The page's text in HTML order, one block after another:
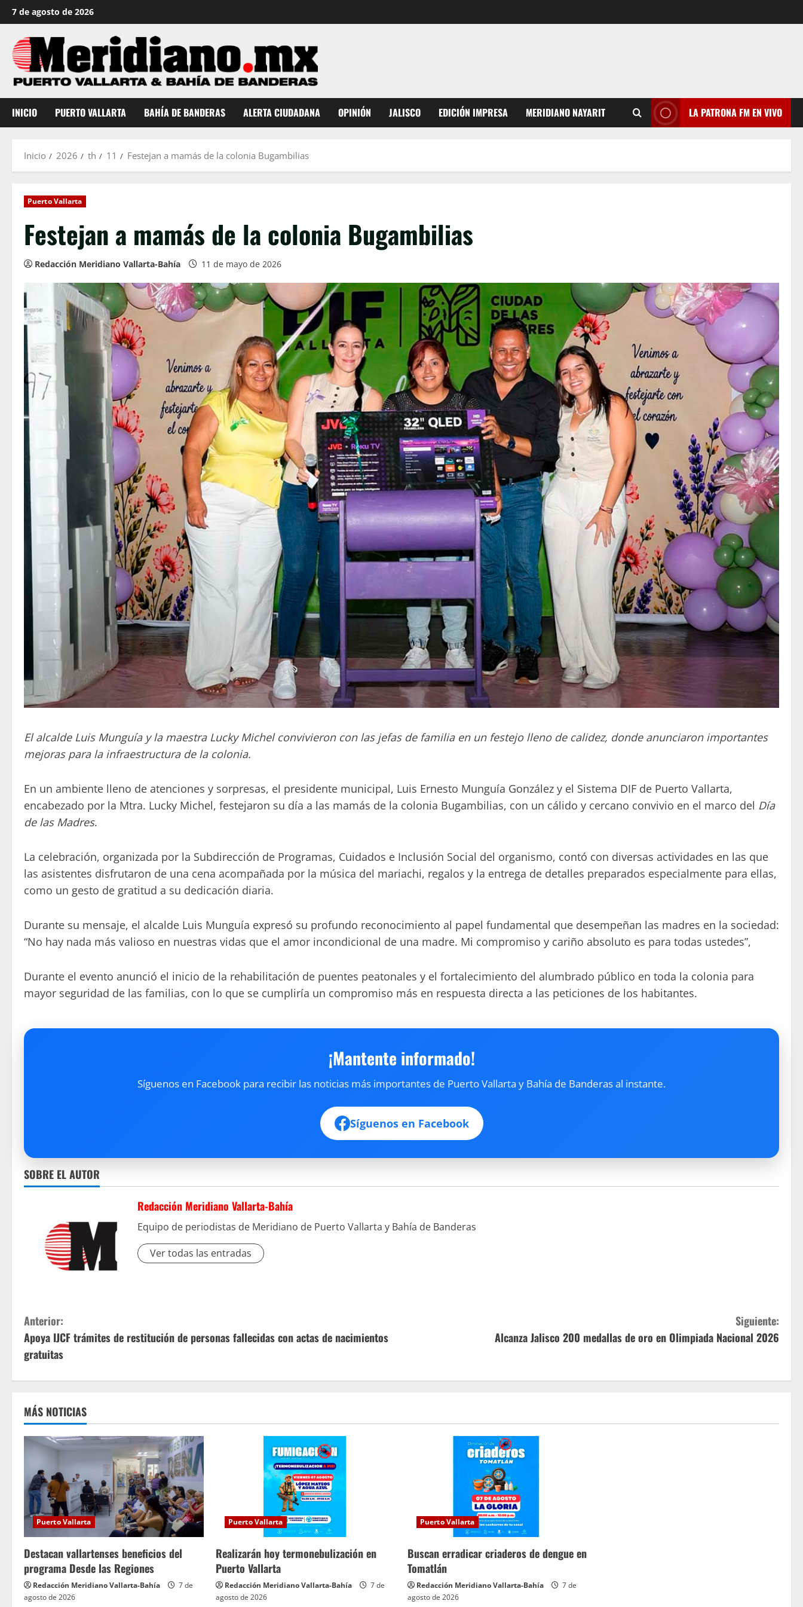
Saltar
al
contenido
7 de agosto de 2026
INICIO PUERTO VALLARTA BAHÍA DE BANDERAS ALERTA CIUDADANA OPINIÓN JALISCO EDICIÓN IMPRESA MERIDIANO NAYARIT LA PATRONA FM EN VIVO
Inicio 2026 th 11 Festejan a mamás de la colonia Bugambilias
Puerto Vallarta
Festejan a mamás de la colonia Bugambilias
Redacción Meridiano Vallarta-Bahía 11 de mayo de 2026
El alcalde Luis Munguía y la maestra Lucky Michel convivieron con las jefas de familia en un festejo lleno de calidez, donde anunciaron importantes
mejoras para la infraestructura de la colonia.
En un ambiente lleno de atenciones y sorpresas, el presidente municipal, Luis Ernesto Munguía González y el Sistema DIF de Puerto Vallarta,
encabezado por la Mtra. Lucky Michel, festejaron su día a las mamás de la colonia Bugambilias, con un cálido y cercano convivio en el marco del Día
de las Madres.
La celebración, organizada por la Subdirección de Programas, Cuidados e Inclusión Social del organismo, contó con diversas actividades en las que
las asistentes disfrutaron de una cena acompañada por la música del mariachi, regalos y la entrega de detalles preparados especialmente para ellas,
como un gesto de gratitud a su dedicación diaria.
Durante su mensaje, el alcalde Luis Munguía expresó su profundo reconocimiento al papel fundamental que desempeñan las madres en la sociedad:
“No hay nada más valioso en nuestras vidas que el amor incondicional de una madre. Mi compromiso y cariño absoluto es para todas ustedes”,
Durante el evento anunció el inicio de la rehabilitación de puentes peatonales y el fortalecimiento del alumbrado público en toda la colonia para
mayor seguridad de las familias, con lo que se cumpliría un compromiso más en respuesta directa a las peticiones de los habitantes.
¡Mantente informado!
Síguenos en Facebook para recibir las noticias más importantes de Puerto Vallarta y Bahía de Banderas al instante.
Síguenos en Facebook
SOBRE EL AUTOR
Redacción Meridiano Vallarta-Bahía
Equipo de periodistas de Meridiano de Puerto Vallarta y Bahía de Banderas
Ver todas las entradas
S
i
g
e
l
e
y
e
n
d
o
Anterior:
Apoya IJCF trámites de restitución de personas fallecidas con actas de nacimientos
gratuitas
Siguiente:
Alcanza Jalisco 200 medallas de oro en Olimpiada Nacional 2026
MÁS NOTICIAS
Puerto Vallarta
Destacan vallartenses beneficios del
programa Desde las Regiones
Redacción Meridiano Vallarta-Bahía
7 de
agosto de 2026
Puerto Vallarta
Realizarán hoy termonebulización en
Puerto Vallarta
Redacción Meridiano Vallarta-Bahía
7 de
agosto de 2026
Puerto Vallarta
Buscan erradicar criaderos de dengue en
Tomatlán
Redacción Meridiano Vallarta-Bahía
7 de
agosto de 2026